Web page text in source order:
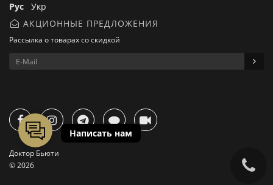
Рус Укр
АКЦИОННЫЕ ПРЕДЛОЖЕНИЯ
Рассылка о товарах со скидкой
Доктор Бьюти
© 2026